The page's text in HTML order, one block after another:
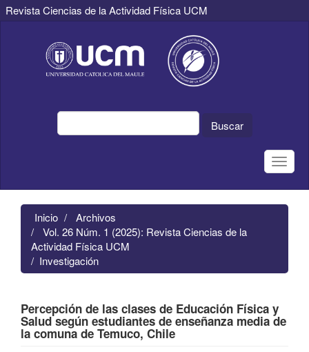
Revista Ciencias de la Actividad Física UCM
principal
Contenido
principal
Buscar
Toggle
Inicio
Archivos
Vol. 26 Núm. 1 (2025): Revista Ciencias de la
Actividad Física UCM
Investigación
Percepción de las clases de Educación Física y
Salud según estudiantes de enseñanza media de
la comuna de Temuco, Chile